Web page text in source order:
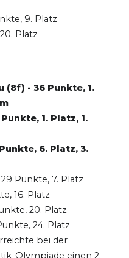
9. Platz
Platz
(8f) - 36 Punkte, 1.
1. Platz, 1.
6. Platz, 3.
Punkte, 7. Platz
16. Platz
20. Platz
24. Platz
bei der
Olympiade einen 2.